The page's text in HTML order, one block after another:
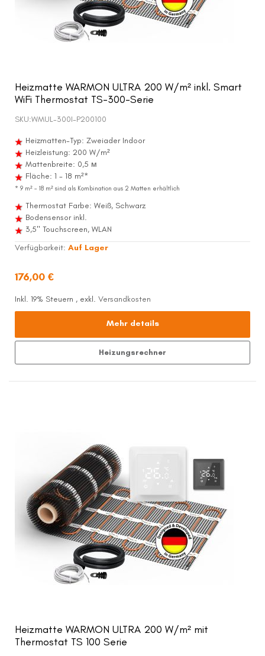
Heizmatte WARMON ULTRA 200 W/m² inkl. Smart
WiFi Thermostat TS-300-Serie
SKU:WMUL-300I-P200100
Heizmatten-Typ: Zweiader Indoor
Heizleistung: 200 W/m²
Mattenbreite: 0,5 м
Fläche: 1 - 18 m²*
* 9 m² – 18 m² sind als Kombination aus 2 Matten erhältlich
Thermostat Farbe: Weiß, Schwarz
Bodensensor inkl.
3,5" Touchscreen, WLAN
Verfügbarkeit: Auf Lager
176,00 €
Inkl. 19% Steuern , exkl. Versandkosten
Mehr details
Heizungsrechner
Heizmatte WARMON ULTRA 200 W/m² mit
Thermostat TS 100 Serie